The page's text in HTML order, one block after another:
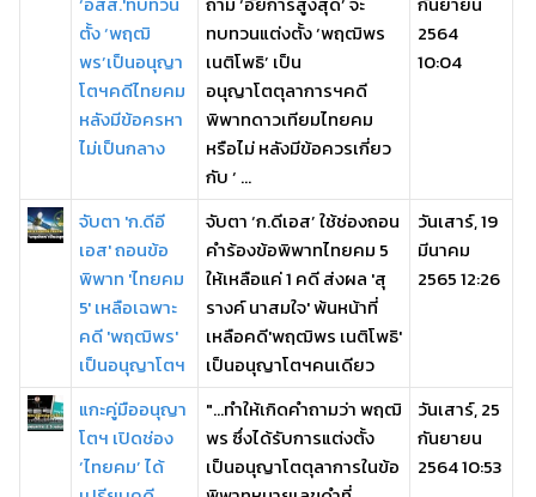
ตั้ง ‘พฤฒิ
พร’เป็นอนุญา
โตฯคดีไทยคม
หลังมีข้อครหา
ไม่เป็นกลาง
ทบทวนแต่งตั้ง ‘พฤฒิพร
เนติโพธิ’ เป็น
อนุญาโตตุลาการฯคดี
พิพาทดาวเทียมไทยคม
หรือไม่ หลังมีข้อควรเกี่ยว
กับ ‘ ...
2564
10:04
จับตา 'ก.ดีอี
เอส' ถอนข้อ
พิพาท 'ไทยคม
5' เหลือเฉพาะ
คดี 'พฤฒิพร'
เป็นอนุญาโตฯ
จับตา ‘ก.ดีเอส’ ใช้ช่องถอน
คำร้องข้อพิพาทไทยคม 5
ให้เหลือแค่ 1 คดี ส่งผล 'สุ
รางค์ นาสมใจ' พ้นหน้าที่
เหลือคดี'พฤฒิพร เนติโพธิ'
เป็นอนุญาโตฯคนเดียว
วันเสาร์, 19
มีนาคม
2565 12:26
แกะคู่มืออนุญา
โตฯ เปิดช่อง
‘ไทยคม’ ได้
"...ทำให้เกิดคำถามว่า พฤฒิ
พร ซึ่งได้รับการแต่งตั้ง
เป็นอนุญาโตตุลาการในข้อ
วันเสาร์, 25
กันยายน
2564 10:53